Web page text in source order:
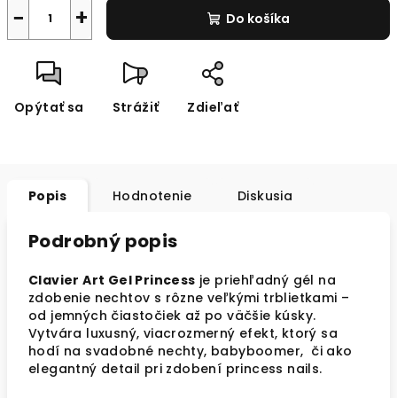
+
− Do košíka
Opýtať sa Strážiť Zdieľať
Popis Hodnotenie Diskusia
Podrobný popis
Clavier Art Gel Princess je priehľadný gél na
zdobenie nechtov s rôzne veľkými trblietkami –
od jemných čiastočiek až po väčšie kúsky.
Vytvára luxusný, viacrozmerný efekt, ktorý sa
hodí na svadobné nechty, babyboomer, či ako
elegantný detail pri zdobení princess nails.